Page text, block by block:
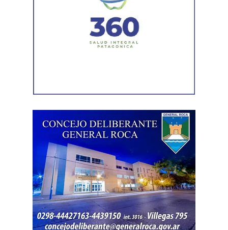
enfrentamos un ataque al Estado de Derecho, a la
democracia, a la Constitución Nacional y al sistema
interamericano de derechos humanos. Por eso es que
esta comisión debe actuar».
vida, como las tarifas de transporte, telefonía celular,
internet, luz y gas. Todo eso produjo una caída del salario
que tiene un impacto directo e indirecto sobre las
«Estamos viviendo una brutal disputa por el tiempo.
Mientras la reforma laboral ataca una de las conquistas
fundacionales como la jornada de 8 horas, instalando un
banco de horas flexible, que borra los límites entre lo
personal y lo laboral, debemos recurrir a varios empleos